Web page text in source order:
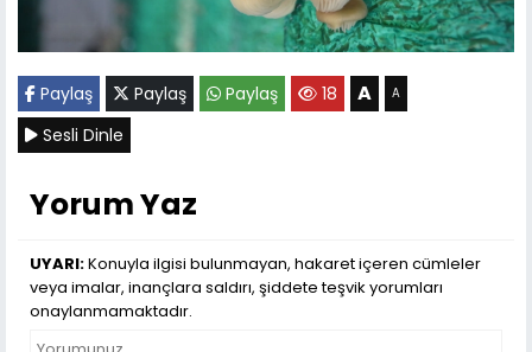
Paylaş Paylaş Paylaş 18 A A
Sesli Dinle
Yorum Yaz
UYARI:Konuyla ilgisi bulunmayan, hakaret içeren cümleler
veya imalar, inançlara saldırı, şiddete teşvik yorumları
onaylanmamaktadır.